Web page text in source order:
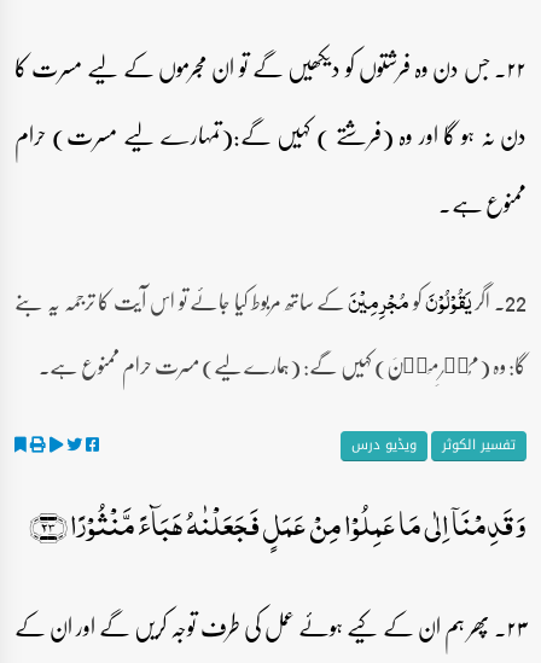
۲۲۔ جس دن وہ فرشتوں کو دیکھیں گے تو ان مجرموں کے لیے مسرت کا
دن نہ ہو گا اور وہ (فرشتے ) کہیں گے:(تمہارے لیے مسرت) حرام
ممنوع ہے۔
22۔ اگر یَقُوۡلُوۡنَکومُجۡرِمِیۡنَکے ساتھ مربوط کیا جائے تو اس آیت کا ترجمہ یہ بنے
گا: وہ (مُجۡرِمِیۡنَ) کہیں گے: (ہمارے لیے) مسرت حرام ممنوع ہے۔
تفسیر الکوثر ویڈیو درس
وَ قَدِمۡنَاۤ اِلٰی مَا عَمِلُوۡا مِنۡ عَمَلٍ فَجَعَلۡنٰہُ ہَبَآءً مَّنۡثُوۡرًا ﴿۲۳﴾
۲۳۔ پھر ہم ان کے کیے ہوئے عمل کی طرف توجہ کریں گے اور ان کے